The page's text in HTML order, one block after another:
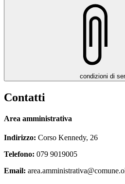
condizioni di
Contatti
Area amministrativa
Indirizzo: Corso Kennedy, 26
Telefono: 079 9019005
Email: